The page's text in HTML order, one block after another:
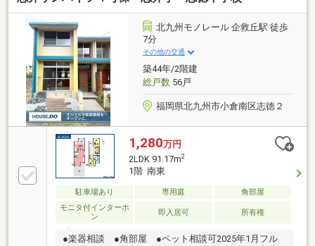
ｕＴｕｂｅ＆ＴｉｋＴｏｋにて公開中。◆ペットと住
まいるタウンハウス住宅。北九州モノレール 企救丘駅 徒歩
7分
その他の交通
築44年/2階建
総戸数56戸
福岡県北九州市小倉南区志徳２
1,280万円
2LDK 91.17m2
1階 南東
駐車場あり 専用庭
角部屋
モニタ付インターホ
ン
即入居可 所有権
●楽器相談 ●角部屋 ●ペット相談可2025年1月フル